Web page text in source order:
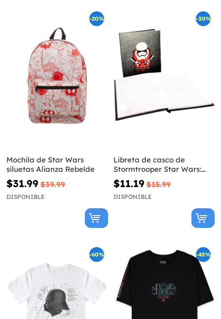
-20%
Mochila de Star Wars
siluetas Alianza Rebelde
$31.99 $39.99
DISPONIBLE
-30%
Libreta de casco de
Stormtrooper Star Wars:
Episodio VII con luz
$11.19 $15.99
DISPONIBLE
-60% -45%